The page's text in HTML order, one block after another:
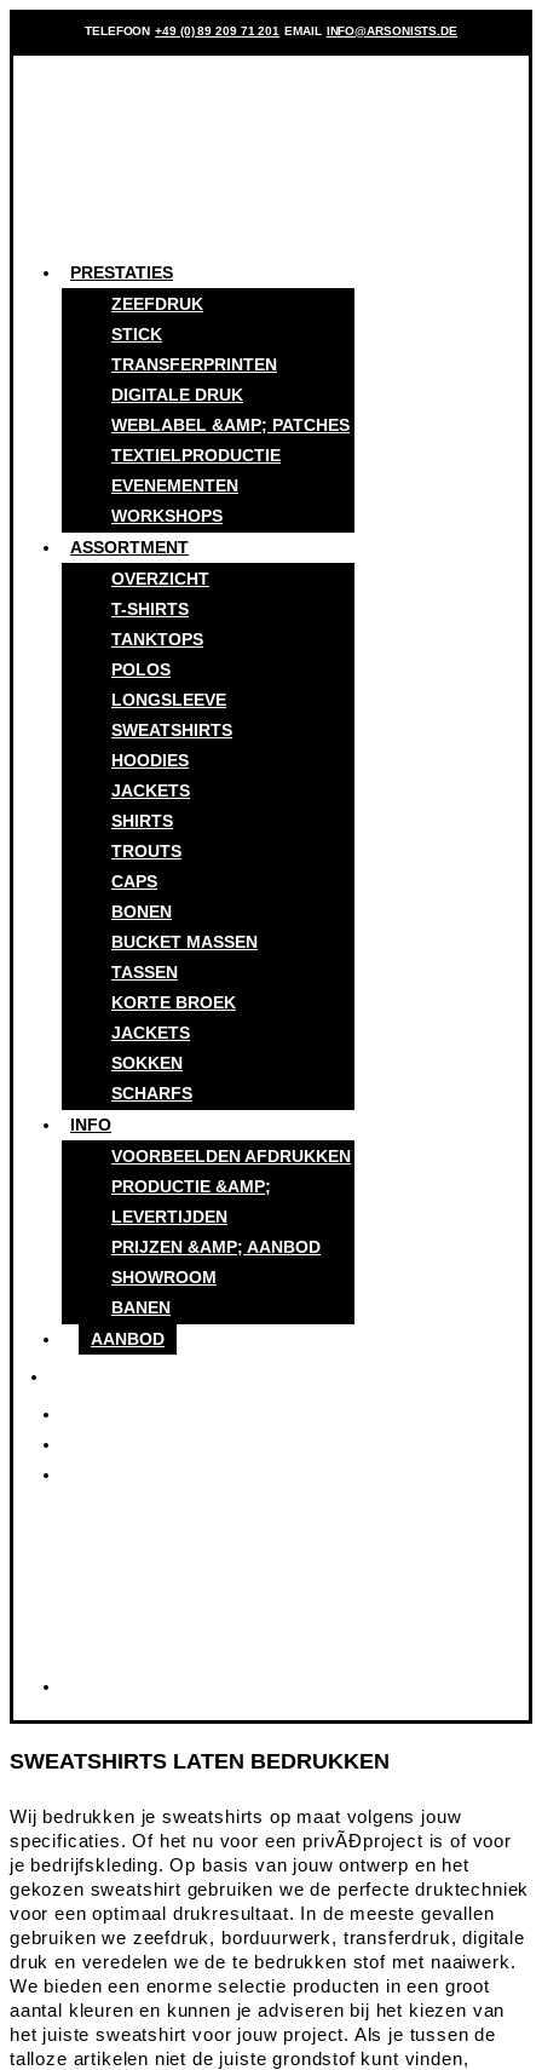
TELEFOON +49 (0) 89 209 71 201 EMAIL INFO@ARSONISTS.DE
PRESTATIES
ZEEFDRUK
STICK
TRANSFERPRINTEN
DIGITALE DRUK
WEBLABEL &AMP; PATCHES
TEXTIELPRODUCTIE
EVENEMENTEN
WORKSHOPS
ASSORTMENT
OVERZICHT
T-SHIRTS
TANKTOPS
POLOS
LONGSLEEVE
SWEATSHIRTS
HOODIES
JACKETS
SHIRTS
TROUTS
CAPS
BONEN
BUCKET MASSEN
TASSEN
KORTE BROEK
JACKETS
SOKKEN
SCHARFS
INFO
VOORBEELDEN AFDRUKKEN
PRODUCTIE &AMP;
LEVERTIJDEN
PRIJZEN &AMP; AANBOD
SHOWROOM
BANEN
AANBOD
SWEATSHIRTS LATEN BEDRUKKEN
Wij bedrukken je sweatshirts op maat volgens jouw
specificaties. Of het nu voor een privÃĐproject is of voor
je bedrijfskleding. Op basis van jouw ontwerp en het
gekozen sweatshirt gebruiken we de perfecte druktechniek
voor een optimaal drukresultaat. In de meeste gevallen
gebruiken we zeefdruk, borduurwerk, transferdruk, digitale
druk en veredelen we de te bedrukken stof met naaiwerk.
We bieden een enorme selectie producten in een groot
aantal kleuren en kunnen je adviseren bij het kiezen van
het juiste sweatshirt voor jouw project. Als je tussen de
talloze artikelen niet de juiste grondstof kunt vinden,